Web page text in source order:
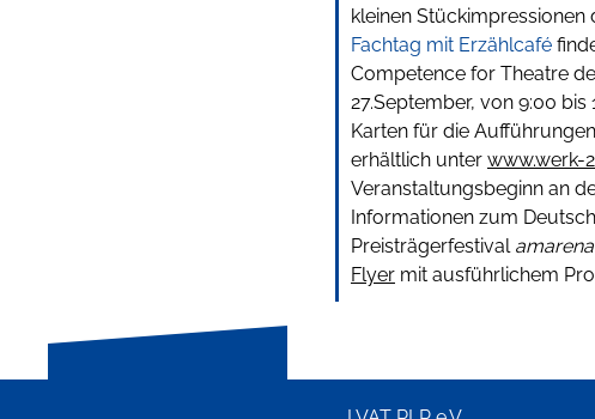
kleinen Stückimpressionen
Fachtag mit Erzählcafé
Competence for Theatre
27.September, von 9:00
Karten für die
erhältlich unter www.werk-
Veranstaltungsbeginn an
Informationen zum
Preisträgerfestival amarena
Flyer mit ausführlichem